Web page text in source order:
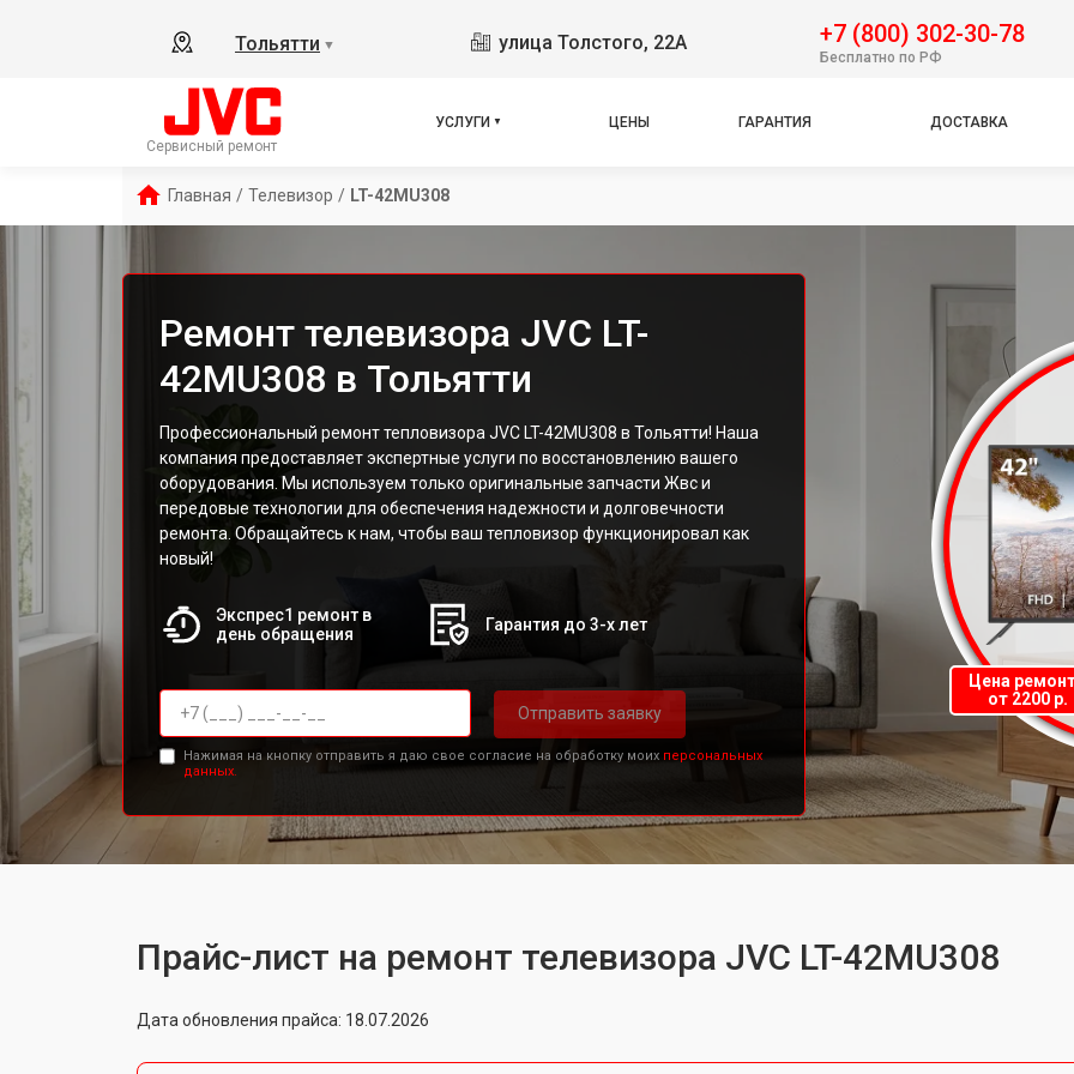
Тольятти ▼ улица Толстого, 22А +7 (800) 302-30-78
Бесплатно по РФ
Сервисный ремонт
УСЛУГИ ЦЕНЫ ГАРАНТИЯ ДОСТАВКА
Главная / Телевизор / LT-42MU308
Ремонт телевизора JVC LT-
42MU308 в Тольятти
Профессиональный ремонт тепловизора JVC LT-42MU308 в Тольятти! Наша
компания предоставляет экспертные услуги по восстановлению вашего
оборудования. Мы используем только оригинальные запчасти Жвс и
передовые технологии для обеспечения надежности и долговечности
ремонта. Обращайтесь к нам, чтобы ваш тепловизор функционировал как
новый!
Экспрес1 ремонт в
день обращения
Гарантия до 3-х лет
Отправить заявку
Нажимая на кнопку отправить я даю свое согласие на обработку моих персональных
данных.
Цена
от 2200 р.
Прайс-лист на ремонт телевизора JVC LT-42MU308
Дата обновления прайса: 18.07.2026